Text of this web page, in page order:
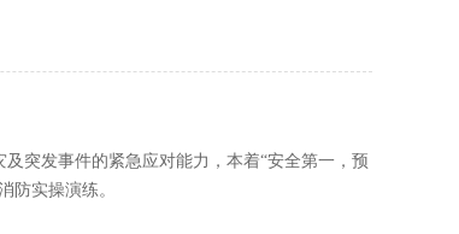
突发事件的紧急应对能力，本着“安全第一，预
防实操演练。